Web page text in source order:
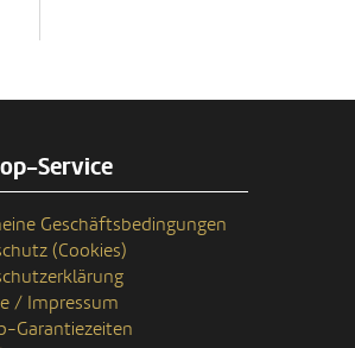
Service
Geschäftsbedingungen
(Cookies)
/ Impressum
Garantiezeiten